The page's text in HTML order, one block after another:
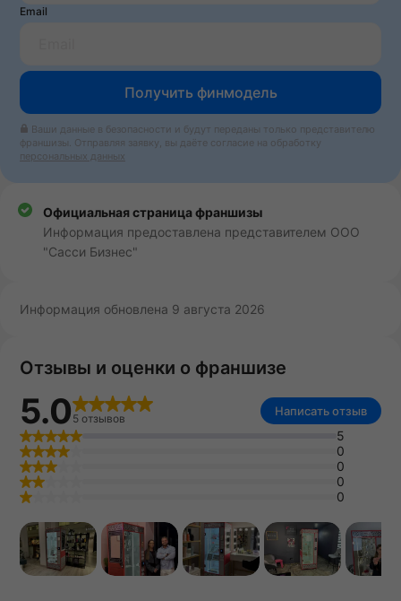
Email
Получить финмодель
Ваши данные в безопасности и будут переданы только представителю
франшизы. Отправляя заявку, вы даёте согласие на обработку
персональных данных
Официальная страница франшизы
Информация предоставлена представителем ООО
"Сасси Бизнес"
Информация обновлена 9 августа 2026
Отзывы и оценки о франшизе
5.0 5 отзывов
Написать отзыв
5
0
0
0
0